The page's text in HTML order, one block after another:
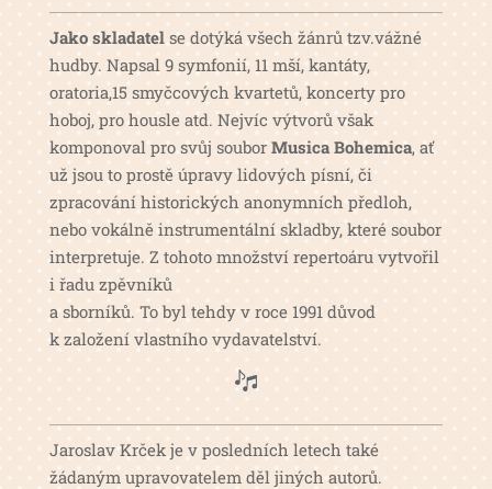
Jako skladatelse dotýká všech žánrů tzv.vážné
hudby. Napsal 9 symfonií, 11 mší, kantáty,
oratoria,15 smyčcových kvartetů, koncerty pro
hoboj, pro housle atd. Nejvíc výtvorů však
komponoval pro svůj souborMusica Bohemica, ať
už jsou to prostě úpravy lidových písní, či
zpracování historických anonymních předloh,
nebo vokálně instrumentální skladby, které soubor
interpretuje. Z tohoto množství repertoáru vytvořil
i řadu zpěvníků
a sborníků. To byl tehdy v roce 1991 důvod
k založení vlastního vydavatelství.
Jaroslav Krček je v posledních letech také
žádaným upravovatelem děl jiných autorů.